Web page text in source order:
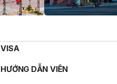
Công An: 113
VISA
HƯỚNG DẪN VIÊN